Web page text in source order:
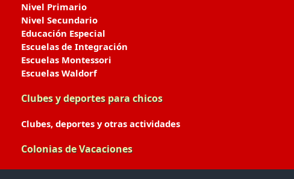
Nivel Primario
Nivel Secundario
Educación Especial
Escuelas de Integración
Escuelas Montessori
Escuelas Waldorf
Clubes y deportes para chicos
Clubes, deportes y otras actividades
Colonias de Vacaciones